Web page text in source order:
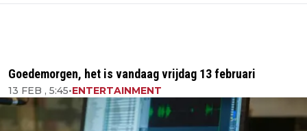
Goedemorgen, het is vandaag vrijdag 13 februari
13 FEB , 5:45•ENTERTAINMENT